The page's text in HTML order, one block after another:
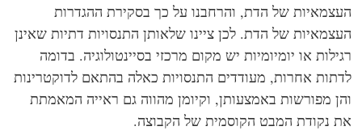
של הדת, והרחבנו על כך בסקירת ההגדרות
של הדת. לכן ציינו שלאותן התנסויות דתיות שאינן
או יומיומיות יש מקום מרכזי בסיינטולוגיה. בדומה
אחרות, מעודדים התנסויות כאלה בהתאם לדוקטרינות
מפורשות באמצעותן, וקיומן מהווה גם ראייה המאמתת
נקודת המבט הקוסמית של הקבוצה.